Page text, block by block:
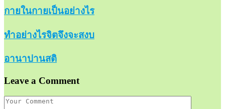
กายในกายเป็นอย่างไร
ทำอย่างไรจิตจึงจะสงบ
อานาปานสติ
Leave a Comment